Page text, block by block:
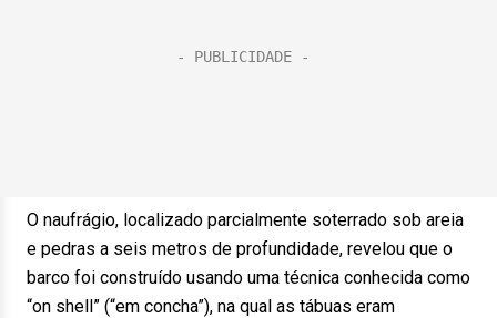
O naufrágio, localizado parcialmente soterrado sob areia
e pedras a seis metros de profundidade, revelou que o
barco foi construído usando uma técnica conhecida como
“on shell” (“em concha”), na qual as tábuas eram